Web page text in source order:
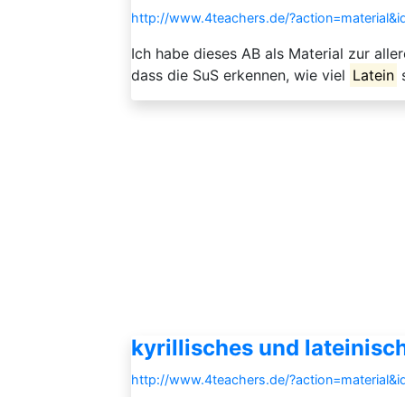
http://www.4teachers.de/
Ich habe dieses AB als Material zur
dass die SuS erkennen, wie viel Latein
kyrillisches und
http://www.4teachers.de/